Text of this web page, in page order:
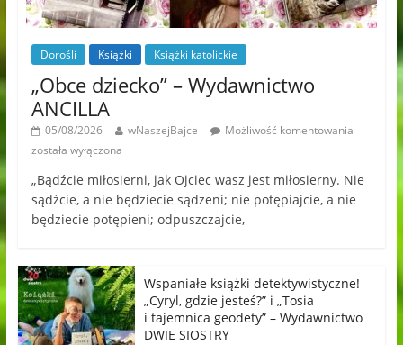
Dorośli Książki Książki katolickie
„Obce dziecko” – Wydawnictwo
ANCILLA
05/08/2026 wNaszejBajce
Możliwość komentowania
została wyłączona
„Bądźcie miłosierni, jak Ojciec wasz jest miłosierny. Nie
sądźcie, a nie będziecie sądzeni; nie potępiajcie, a nie
będziecie potępieni; odpuszczajcie,
Wspaniałe książki detektywistyczne!
„Cyryl, gdzie jesteś?” i „Tosia
i tajemnica geodety” – Wydawnictwo
DWIE SIOSTRY